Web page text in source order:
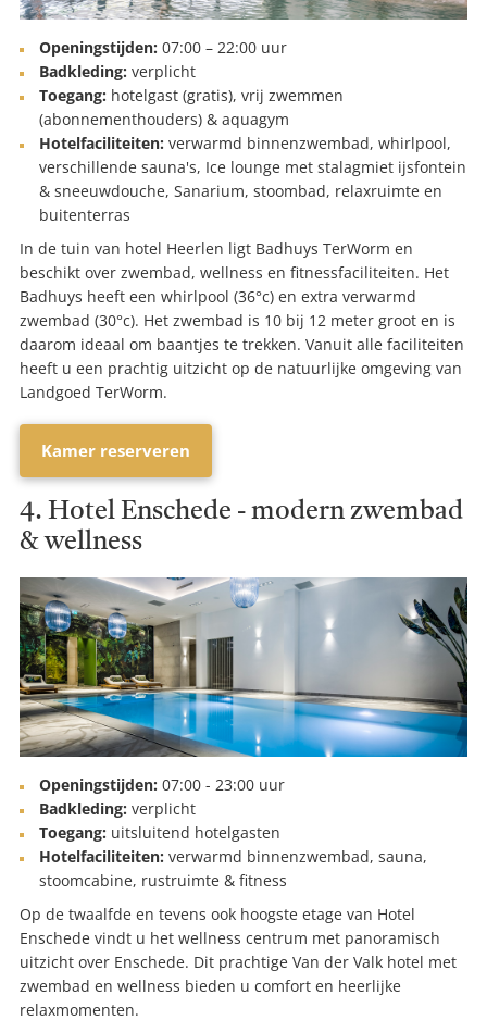
Openingstijden: 07:00 – 22:00 uur
Badkleding: verplicht
Toegang: hotelgast (gratis), vrij zwemmen
(abonnementhouders) & aquagym
Hotelfaciliteiten: verwarmd binnenzwembad, whirlpool,
verschillende sauna's, Ice lounge met stalagmiet ijsfontein
& sneeuwdouche, Sanarium, stoombad, relaxruimte en
buitenterras
In de tuin van hotel Heerlen ligt Badhuys TerWorm en
beschikt over zwembad, wellness en fitnessfaciliteiten. Het
Badhuys heeft een whirlpool (36°c) en extra verwarmd
zwembad (30°c). Het zwembad is 10 bij 12 meter groot en is
daarom ideaal om baantjes te trekken. Vanuit alle faciliteiten
heeft u een prachtig uitzicht op de natuurlijke omgeving van
Landgoed TerWorm.
Kamer reserveren
4. Hotel Enschede - modern zwembad
& wellness
Openingstijden: 07:00 - 23:00 uur
Badkleding: verplicht
Toegang: uitsluitend hotelgasten
Hotelfaciliteiten: verwarmd binnenzwembad, sauna,
stoomcabine, rustruimte & fitness
Op de twaalfde en tevens ook hoogste etage van Hotel
Enschede vindt u het wellness centrum met panoramisch
uitzicht over Enschede. Dit prachtige Van der Valk hotel met
zwembad en wellness bieden u comfort en heerlijke
relaxmomenten.